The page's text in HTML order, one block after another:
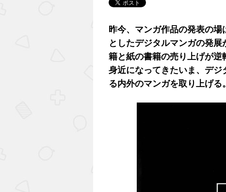
昨今、マンガ作品の発表の
としたデジタルマンガの発
籍と紙の書籍の売り上げが
身近になってきたいま、デ
る内外のマンガを取り上げる。